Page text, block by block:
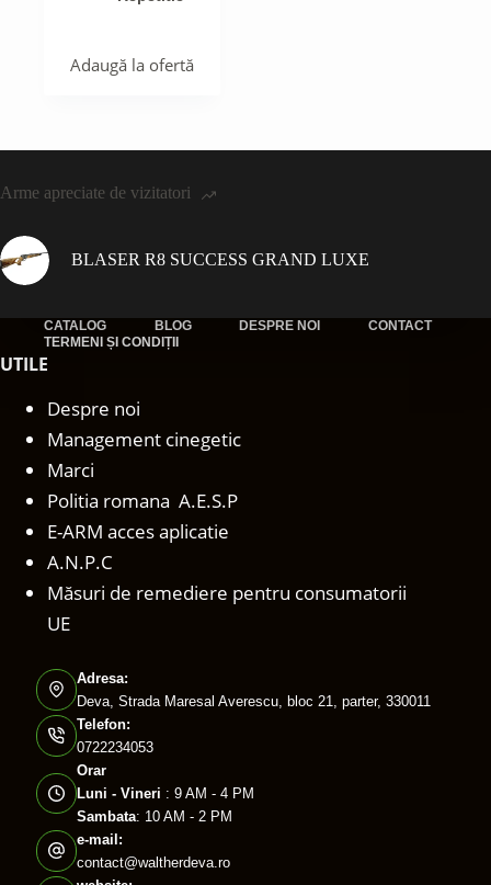
Adaugă la ofertă
Arme apreciate de vizitatori
BLASER R8 SUCCESS GRAND LUXE
CATALOG BLOG DESPRE NOI
CONTACT
TERMENI ȘI CONDIȚII
UTILE
Despre noi
Management cinegetic
Marci
Politia romana A.E.S.P
E-ARM acces aplicatie
A.N.P.C
Măsuri de remediere pentru consumatorii
UE
Adresa:
Deva, Strada Maresal Averescu, bloc 21, parter, 330011
Telefon:
0722234053
Orar
Luni - Vineri : 9 AM - 4 PM
Sambata: 10 AM - 2 PM
e-mail:
contact@waltherdeva.ro